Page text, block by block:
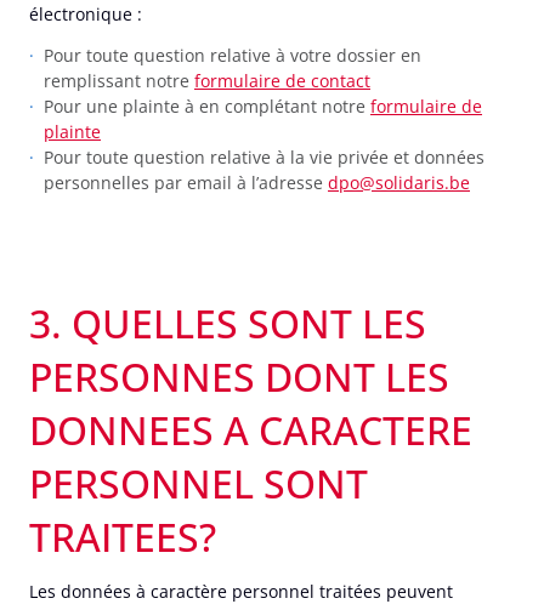
électronique :
Pour toute question relative à votre dossier en
remplissant notre formulaire de contact
Pour une plainte à en complétant notre formulaire de
plainte
Pour toute question relative à la vie privée et données
personnelles par email à l’adresse dpo@solidaris.be
3. QUELLES SONT LES
PERSONNES DONT LES
DONNEES A CARACTERE
PERSONNEL SONT
TRAITEES?
Les données à caractère personnel traitées peuvent